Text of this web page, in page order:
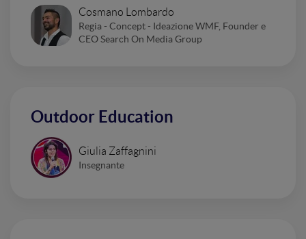
Cosmano Lombardo
Regia - Concept - Ideazione WMF, Founder e
CEO Search On Media Group
Outdoor Education
Giulia Zaffagnini
Insegnante